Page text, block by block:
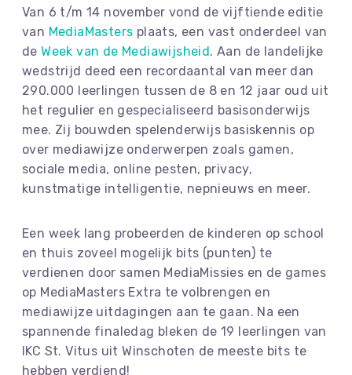
Van 6 t/m 14 november vond de vijftiende editie
van MediaMasters plaats, een vast onderdeel van
deWeek van de Mediawijsheid. Aan de landelijke
wedstrijd deed een recordaantal van meer dan
290.000 leerlingen tussen de 8 en 12 jaar oud uit
het regulier en gespecialiseerd basisonderwijs
mee. Zij bouwden spelenderwijs basiskennis op
over mediawijze onderwerpen zoals gamen,
sociale media, online pesten, privacy,
kunstmatige intelligentie, nepnieuws en meer.
Een week lang probeerden de kinderen op school
en thuis zoveel mogelijk bits (punten) te
verdienen door samen MediaMissies en de games
op MediaMasters Extra te volbrengen en
mediawijze uitdagingen aan te gaan. Na een
spannende finaledag bleken de 19 leerlingen van
IKC St. Vitus uit Winschoten de meeste bits te
hebben verdiend!